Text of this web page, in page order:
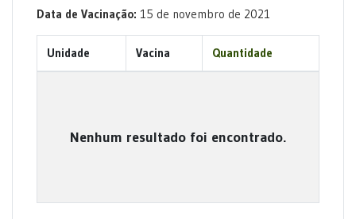
Data de Vacinação: 15 de novembro de 2021
Unidade Vacina Quantidade
Nenhum resultado foi encontrado.